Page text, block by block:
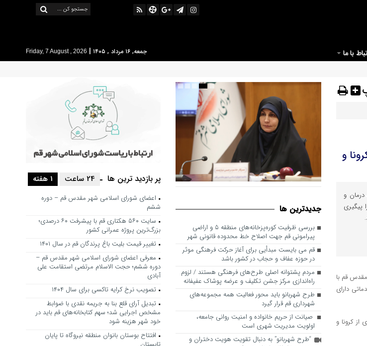
با ما جمعه, ۱۶ مرداد , ۱۴۰۵ |
Friday, 7 August , 2026
و
و
پیگیری
قم با
دارای
کرونا و
جديدترين ها
بررسی ظرفیت کوره‌پزخانه‌های منطقه ۵ و اراضی
پیرامونی قم جهت اصلاح خط محدوده قانونی شهر
قم می بایست مبدأیی برای آغاز حرکت فرهنگی موثر
در حوزه عفاف و حجاب در کشور باشد
مردم پشتوانه اصلی طرح‌های فرهنگی هستند / لزوم
راه‌اندازی مرکز جشن تکلیف و عرضه پوشاک عفیفانه
طرح شهربانو باید محور فعالیت همه مجموعه‌های
شهرداری قم قرار گیرد
صیانت از حریم خانواده و امنیت روانی جامعه،
اولویت مدیریت شهری است
“طرح شهربانو” به دنبال تقویت هویت دختران و
پر بازدید ترین ها 1 هفته 24 ساعت
اعضای شورای اسلامی شهر مقدس قم – دوره
ششم
سایت ۵۶۰ هکتاری قم با پیشرفت ۶۰ درصدی؛
بزرگ‌ترین پروژه عمرانی کشور
تغییر قیمت بلیت باغ پرندگان قم در سال ۱۴۰۱
معرفی اعضای شورای اسلامی شهر مقدس قم –
دوره ششم؛ حجت الاسلام مرتضی استقامت علی
آبادی
تصویب نرخ کرایه تاکسی برای سال ۱۴۰۴
تبدیل آرای قلع بنا به جریمه نقدی با ضوابط
مشخص اجرایی شد؛ سهم کتابخانه‌های قم باید در
خود شهر هزینه شود
افتتاح بوستان بانوان منطقه نیروگاه تا پایان